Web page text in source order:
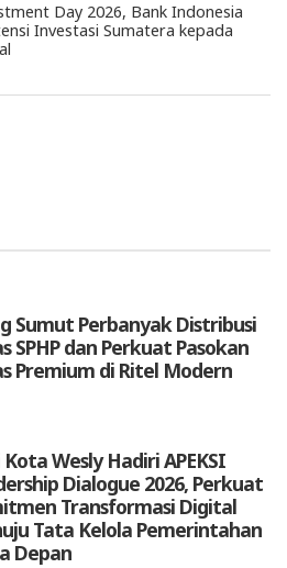
Day 2026, Bank Indonesia
Investasi Sumatera kepada
Sumut Perbanyak Distribusi
SPHP dan Perkuat Pasokan
Premium di Ritel Modern
Wesly Hadiri APEKSI
Dialogue 2026, Perkuat
Transformasi Digital
Tata Kelola Pemerintahan
Depan